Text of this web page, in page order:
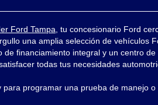
Ford Tampa, tu concesionario Ford
una amplia selección de vehículos
de financiamiento integral y un centro
todas tus necesidades
para programar una prueba de manejo